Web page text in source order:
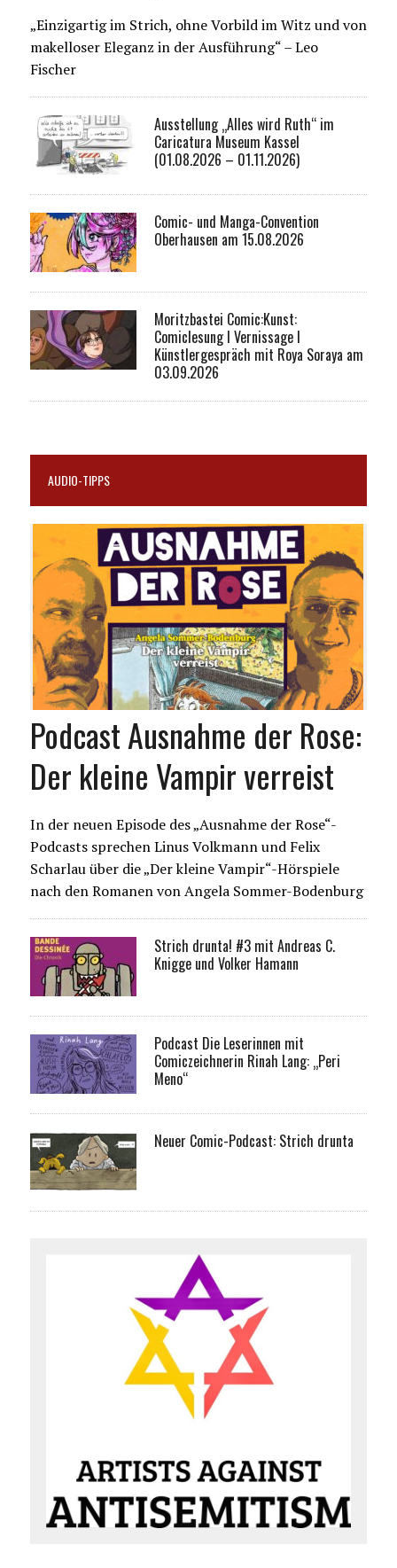
„Einzigartig im Strich, ohne Vorbild im Witz und von
makelloser Eleganz in der Ausführung“ – Leo
Fischer
Ausstellung „Alles wird Ruth“ im
Caricatura Museum Kassel
(01.08.2026 – 01.11.2026)
Comic- und Manga-Convention
Oberhausen am 15.08.2026
Moritzbastei Comic:Kunst:
Comiclesung I Vernissage I
Künstlergespräch mit Roya Soraya am
03.09.2026
AUDIO-TIPPS
Podcast Ausnahme der Rose:
Der kleine Vampir verreist
In der neuen Episode des „Ausnahme der Rose“-
Podcasts sprechen Linus Volkmann und Felix
Scharlau über die „Der kleine Vampir“-Hörspiele
nach den Romanen von Angela Sommer-Bodenburg
Strich drunta! #3 mit Andreas C.
Knigge und Volker Hamann
Podcast Die Leserinnen mit
Comiczeichnerin Rinah Lang: „Peri
Meno“
Neuer Comic-Podcast: Strich drunta